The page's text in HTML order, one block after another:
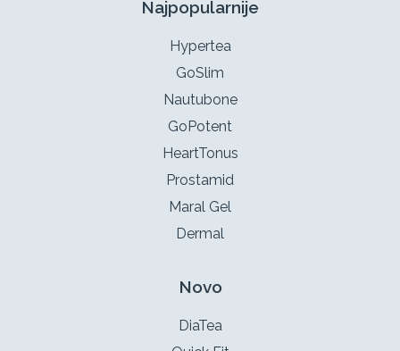
Najpopularnije
Hypertea
GoSlim
Nautubone
GoPotent
HeartTonus
Prostamid
Maral Gel
Dermal
Novo
DiaTea